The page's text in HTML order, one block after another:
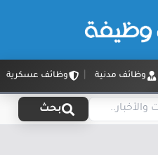
وظائف مدنية وظائف عسكرية
بحث